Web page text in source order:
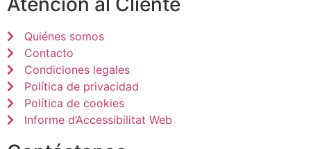
Quiénes somos
Contacto
Condiciones legales
Política de privacidad
Política de cookies
Informe d’Accessibilitat Web